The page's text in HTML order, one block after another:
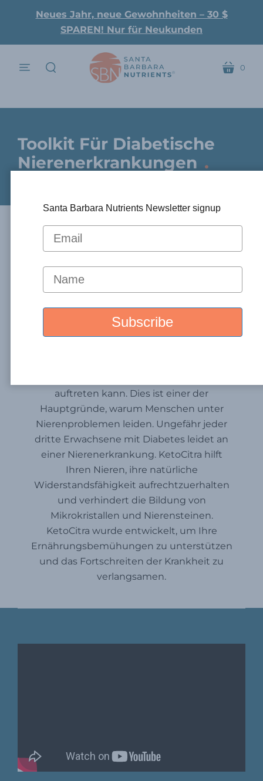
Neues Jahr, neue Gewohnheiten – 30 $
SPAREN! Nur für Neukunden
Speisekarte Wagen
0
Toolkit Für Diabetische
Nierenerkrankungen .
Was Ist Eine Diabetische
Nierenerkrankung, Was
Kann Man Dagegen Tun
Und Wie Hilft KetoCitra?
Diabetische Nierenerkrankung, manchmal
auch als DKD abgekürzt und oft auch als
auftreten kann. Dies ist einer der
Hauptgründe, warum Menschen unter
Nierenproblemen leiden. Ungefähr jeder
dritte Erwachsene mit Diabetes leidet an
einer Nierenerkrankung. KetoCitra hilft
Ihren Nieren, ihre natürliche
Widerstandsfähigkeit aufrechtzuerhalten
und verhindert die Bildung von
Mikrokristallen und Nierensteinen.
KetoCitra wurde entwickelt, um Ihre
Ernährungsbemühungen zu unterstützen
und das Fortschreiten der Krankheit zu
verlangsamen.
Santa Barbara Nutrients Newsletter signup